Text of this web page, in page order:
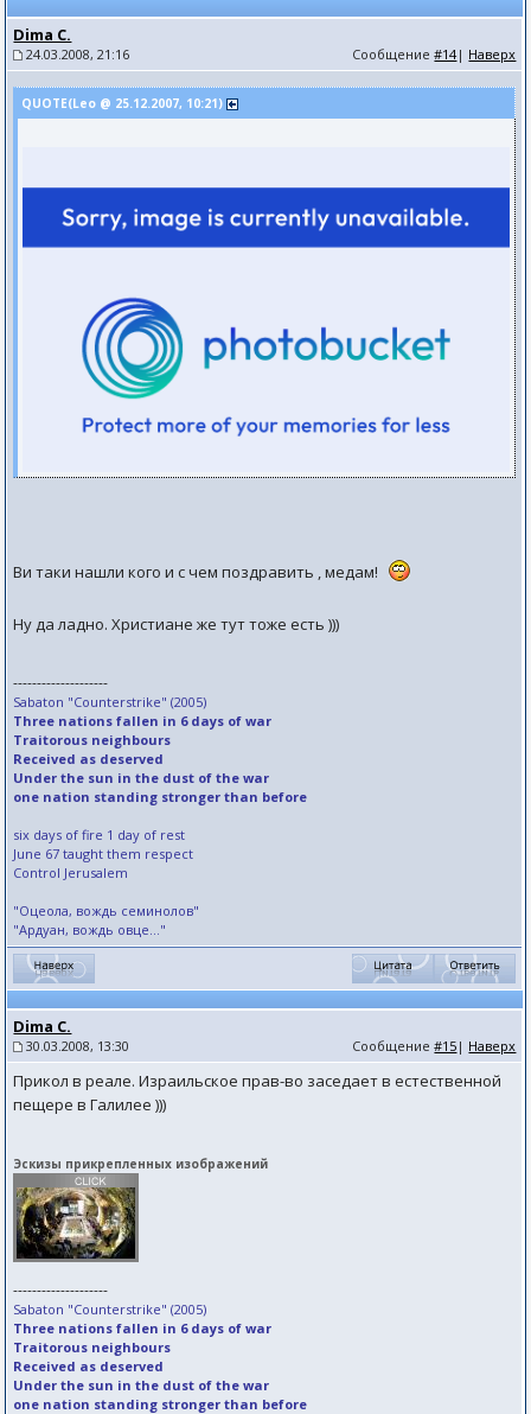
Dima C.
24.03.2008, 21:16 Сообщение#14| Наверх
QUOTE(Leo @ 25.12.2007, 10:21)
Ви таки нашли кого и с чем поздравить , медам!
Ну да ладно. Христиане же тут тоже есть )))
--------------------
Sabaton "Counterstrike" (2005)
Three nations fallen in 6 days of war
Traitorous neighbours
Received as deserved
Under the sun in the dust of the war
one nation standing stronger than before
six days of fire 1 day of rest
June 67 taught them respect
Control Jerusalem
"Оцеола, вождь семинолов"
"Ардуан, вождь овце..."
Dima C.
30.03.2008, 13:30 Сообщение#15 | Наверх
Прикол в реале. Израильское прав-во заседает в естественной
пещере в Галилее )))
Эскизы прикрепленных изображений
--------------------
Sabaton "Counterstrike" (2005)
Three nations fallen in 6 days of war
Traitorous neighbours
Received as deserved
Under the sun in the dust of the war
one nation standing stronger than before